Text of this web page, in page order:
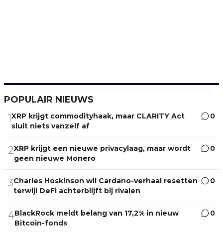
POPULAIR NIEUWS
1XRP krijgt commodityhaak, maar CLARITY Act
sluit niets vanzelf af
0
2XRP krijgt een nieuwe privacylaag, maar wordt
geen nieuwe Monero
0
3Charles Hoskinson wil Cardano-verhaal resetten
terwijl DeFi achterblijft bij rivalen
0
4BlackRock meldt belang van 17,2% in nieuw
Bitcoin-fonds
0